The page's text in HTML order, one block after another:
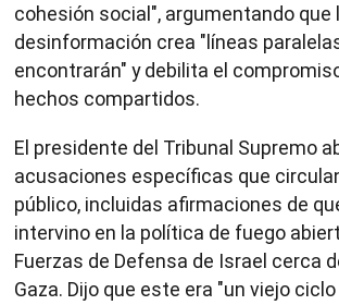
cohesión social", argumentando que
desinformación crea "líneas
encontrarán" y debilita el
hechos compartidos.
El presidente del Tribunal Supremo
acusaciones específicas que
público, incluidas afirmaciones de
intervino en la política de fuego
Fuerzas de Defensa de Israel cerca
Gaza. Dijo que este era "un viejo